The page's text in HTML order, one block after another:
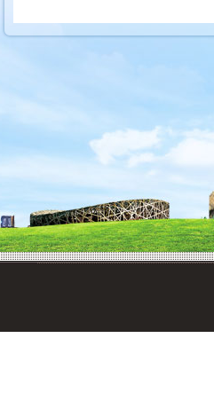
时间，A2
进行必要调
跟风，应从
做好合理的
到年底），
补考；2. 雅
时间和精力
做出优先安